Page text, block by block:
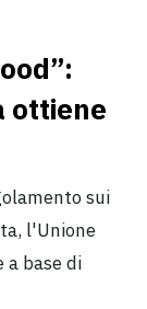
ottiene
sui
l'Unione
base di